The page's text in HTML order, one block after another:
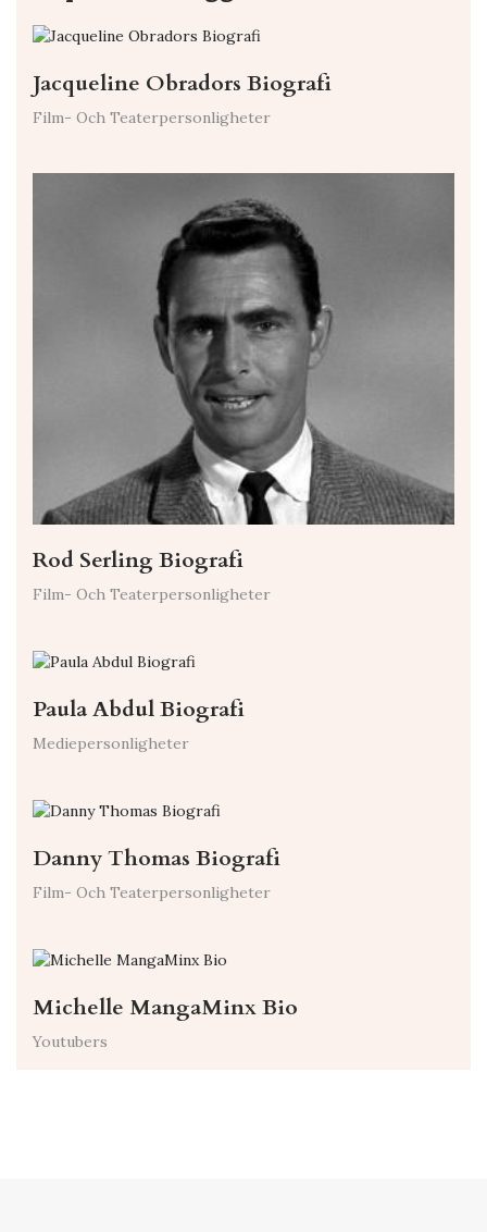
Jacqueline Obradors Biografi
Film- Och Teaterpersonligheter
Rod Serling Biografi
Film- Och Teaterpersonligheter
Paula Abdul Biografi
Mediepersonligheter
Danny Thomas Biografi
Film- Och Teaterpersonligheter
Michelle MangaMinx Bio
Youtubers